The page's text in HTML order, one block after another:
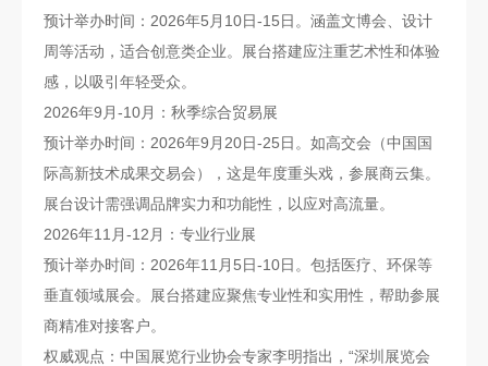
预计举办时间：2026年5月10日-15日。涵盖文博会、设计
周等活动，适合创意类企业。展台搭建应注重艺术性和体验
感，以吸引年轻受众。
2026年9月-10月：秋季综合贸易展
预计举办时间：2026年9月20日-25日。如高交会（中国国
际高新技术成果交易会），这是年度重头戏，参展商云集。
展台设计需强调品牌实力和功能性，以应对高流量。
2026年11月-12月：专业行业展
预计举办时间：2026年11月5日-10日。包括医疗、环保等
垂直领域展会。展台搭建应聚焦专业性和实用性，帮助参展
商精准对接客户。
权威观点：中国展览行业协会专家李明指出，“深圳展览会